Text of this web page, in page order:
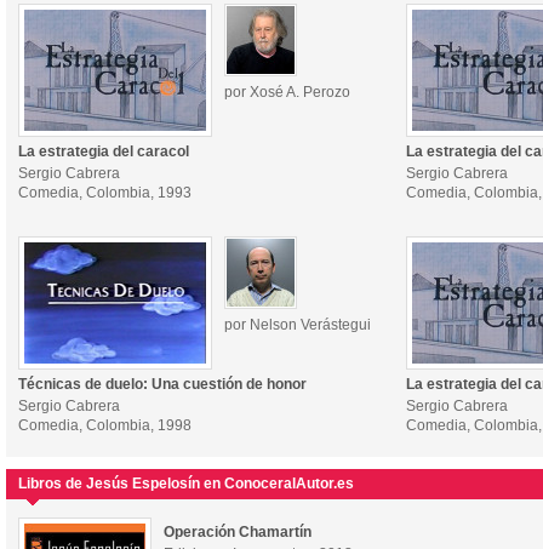
por Xosé A. Perozo
La estrategia del caracol
Sergio Cabrera
Comedia, Colombia, 1993
La estrategia del
Sergio Cabrera
Comedia,
por Nelson Verástegui
Técnicas de duelo: Una cuestión de honor
Sergio Cabrera
Comedia, Colombia, 1998
La estrategia del
Sergio Cabrera
Comedia,
Libros de Jesús Espelosín en ConoceralAutor.es
Operación Chamartín